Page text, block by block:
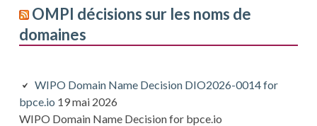
OMPI décisions sur les noms de
domaines
WIPO Domain Name Decision DIO2026-0014 for
bpce.io 19 mai 2026
WIPO Domain Name Decision for bpce.io